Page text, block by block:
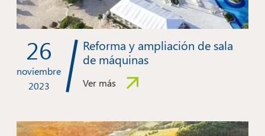
26
noviembre
2023
Reforma y ampliación de sala
de máquinas
Ver más